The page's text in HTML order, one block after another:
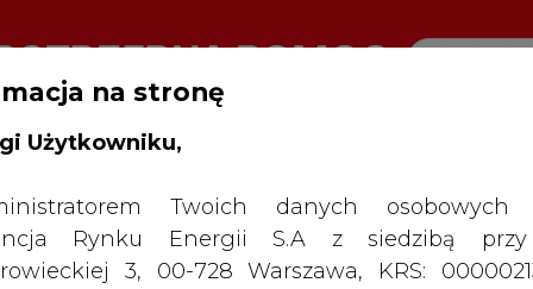
na stronę
Użytkowniku,
Twoich danych osobowych
Rynku Energii S.A z siedzibą
3, 00-728 Warszawa, KRS: